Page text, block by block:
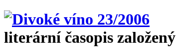
literární časopis